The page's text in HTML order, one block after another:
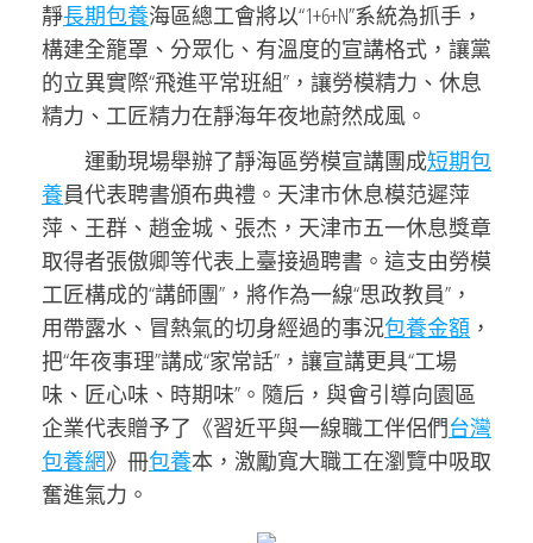
靜長期包養海區總工會將以“1+6+N”系統為抓手，
構建全籠罩、分眾化、有溫度的宣講格式，讓黨
的立異實際“飛進平常班組”，讓勞模精力、休息
精力、工匠精力在靜海年夜地蔚然成風。
運動現場舉辦了靜海區勞模宣講團成短期包
養員代表聘書頒布典禮。天津市休息模范遲萍
萍、王群、趙金城、張杰，天津市五一休息獎章
取得者張傲卿等代表上臺接過聘書。這支由勞模
工匠構成的“講師團”，將作為一線“思政教員”，
用帶露水、冒熱氣的切身經過的事況包養金額 ，
把“年夜事理”講成“家常話”，讓宣講更具“工場
味、匠心味、時期味”。隨后，與會引導向園區
企業代表贈予了《習近平與一線職工伴侶們台灣
包養網》冊包養本，激勵寬大職工在瀏覽中吸取
奮進氣力。